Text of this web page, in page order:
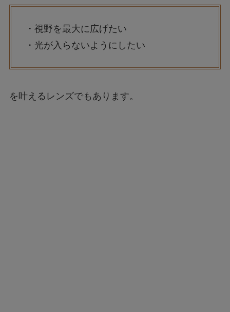
・視野を最大に広げたい
・光が入らないようにしたい
を叶えるレンズでもあります。